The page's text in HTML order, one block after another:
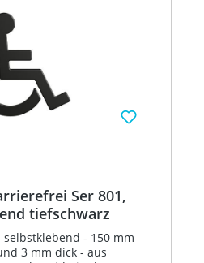
Ser 801,
tiefschwarz
- 150 mm
3 mm dick - aus